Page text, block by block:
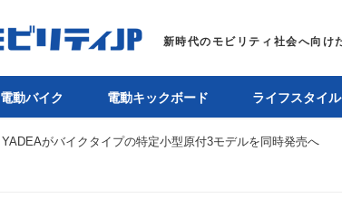
電動バイク 電動キックボード ライフスタイル
YADEAがバイクタイプの特定小型原付3モデルを同時発売へ